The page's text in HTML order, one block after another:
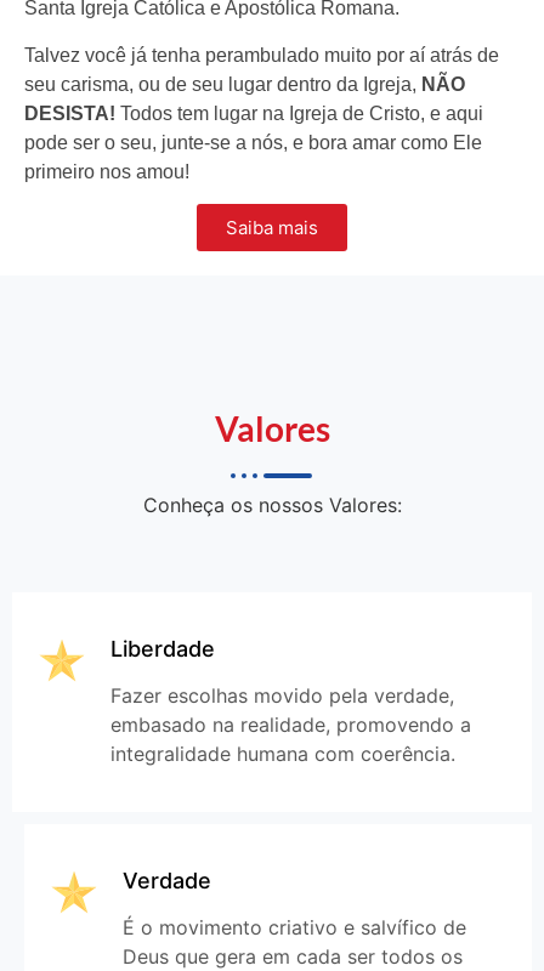
Santa Igreja Católica e Apostólica Romana.
Talvez você já tenha perambulado muito por aí atrás de
seu carisma, ou de seu lugar dentro da Igreja, NÃO
DESISTA! Todos tem lugar na Igreja de Cristo, e aqui
pode ser o seu, junte-se a nós, e bora amar como Ele
primeiro nos amou!
Saiba mais
Valores
Conheça os nossos Valores:
Liberdade
Fazer escolhas movido pela verdade,
embasado na realidade, promovendo a
integralidade humana com coerência.
Verdade
É o movimento criativo e salvífico de
Deus que gera em cada ser todos os